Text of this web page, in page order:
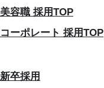
美容職 採用TOP
コーポレート 採用TOP
新卒採用